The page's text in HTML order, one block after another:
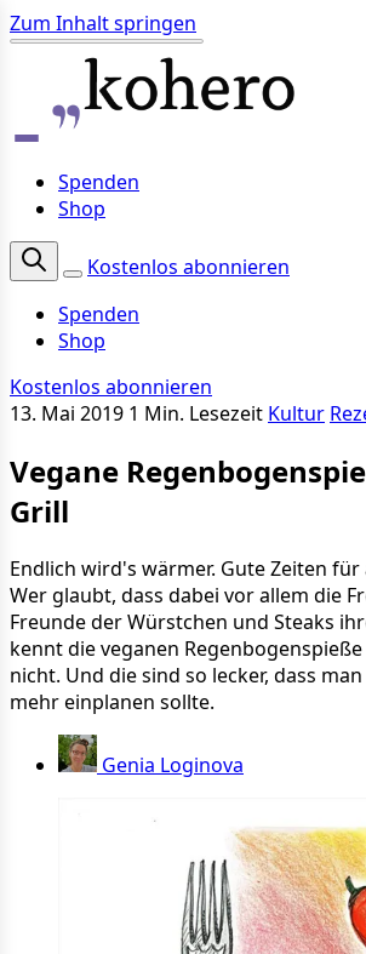
Zum Inhalt springen
Spenden
Shop
Kostenlos abonnieren
Spenden
Shop
Kostenlos abonnieren
13. Mai 2019 1 Min. Lesezeit Kultur
Vegane
Grill
Endlich wird's wärmer. Gute Zeiten für
Wer glaubt, dass dabei vor allem die
Freunde der Würstchen und Steaks
kennt die veganen
nicht. Und die sind so lecker, dass
mehr einplanen sollte.
Genia Loginova